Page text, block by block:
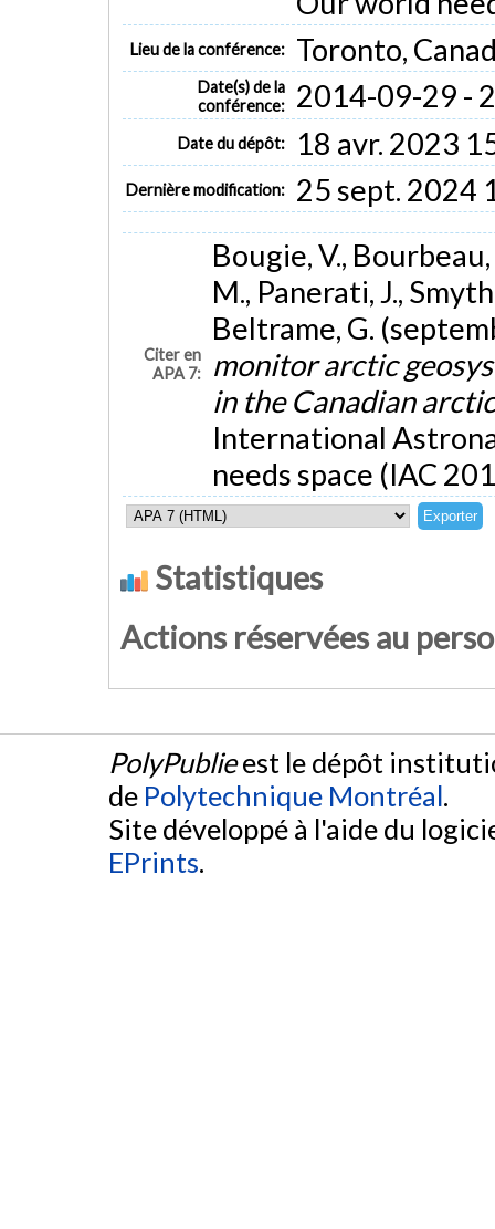
Lieu de la conférence: Toronto,
Date(s) de la
conférence:
2014-09-29 -
Date du dépôt: 18 avr. 2023
Dernière modification: 25 sept. 2024
Citer en
APA 7:
Bougie, V.,
M., Panerati, J.,
Beltrame, G.
monitor arctic
in the Canadian
International
needs space (IAC
Statistiques
Actions réservées au
PolyPublieest le dépôt
de Polytechnique Montréal.
Site développé à l'aide du
EPrints.